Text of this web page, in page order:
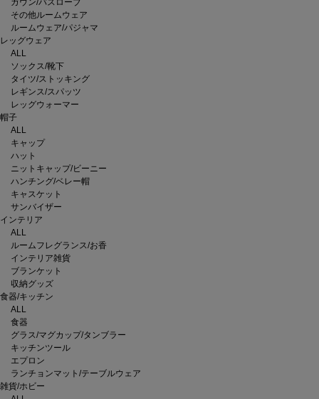
ガウン/バスローブ
その他ルームウェア
ルームウェア/パジャマ
レッグウェア
ALL
ソックス/靴下
タイツ/ストッキング
レギンス/スパッツ
レッグウォーマー
帽子
ALL
キャップ
ハット
ニットキャップ/ビーニー
ハンチング/ベレー帽
キャスケット
サンバイザー
インテリア
ALL
ルームフレグランス/お香
インテリア雑貨
ブランケット
収納グッズ
食器/キッチン
ALL
食器
グラス/マグカップ/タンブラー
キッチンツール
エプロン
ランチョンマット/テーブルウェア
雑貨/ホビー